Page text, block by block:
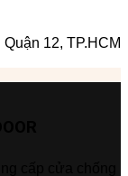
12, TP.HCM